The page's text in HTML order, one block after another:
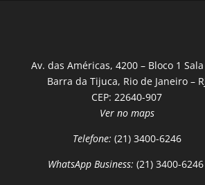
Av. das Américas, 4200 – Bloco 1
Barra da Tijuca, Rio de Janeiro –
CEP: 22640-907
Ver no maps
Telefone: (21) 3400-6246
WhatsApp Business: (21) 3400-6246